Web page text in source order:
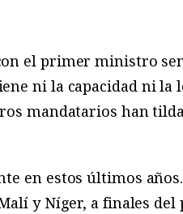
el primer ministro
ni la capacidad ni la
mandatarios han
en estos últimos
y Níger, a finales del